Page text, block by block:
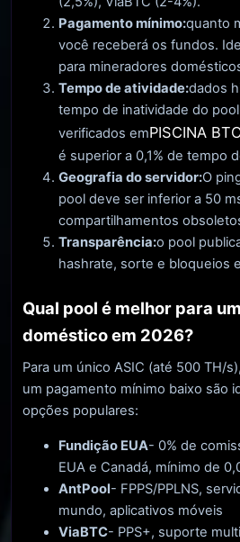
Pagamento mínimo:quanto
você receberá os fundos.
para mineradores
Tempo de atividade:dados
tempo de inatividade do
verificados emPISCINA BTC
é superior a 0,1% de tempo
Geografia do servidor:O
pool deve ser inferior a 50
compartilhamentos
Transparência:o pool
hashrate, sorte e bloqueios
Qual pool é melhor para
doméstico em 2026?
Para um único ASIC (até 500 TH/
um pagamento mínimo baixo são
opções populares:
Fundição EUA- 0% de
EUA e Canadá, mínimo de
AntPool- FPPS/PPLNS,
mundo, aplicativos móveis
ViaBTC- PPS+, suporte